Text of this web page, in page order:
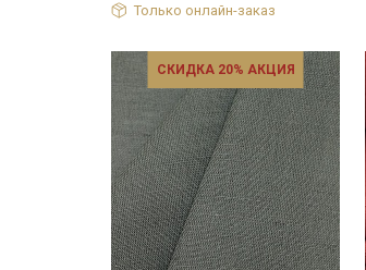
Только онлайн-заказ
СКИДКА 20% АКЦИЯ